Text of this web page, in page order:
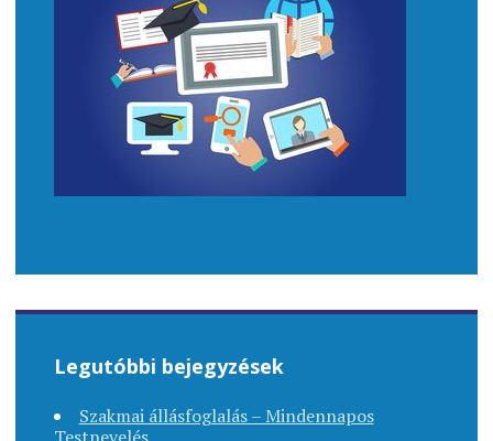
Legutóbbi bejegyzések
Szakmai állásfoglalás – Mindennapos